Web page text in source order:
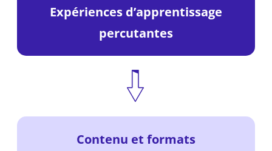
Expériences d’apprentissage
percutantes
Contenu et formats